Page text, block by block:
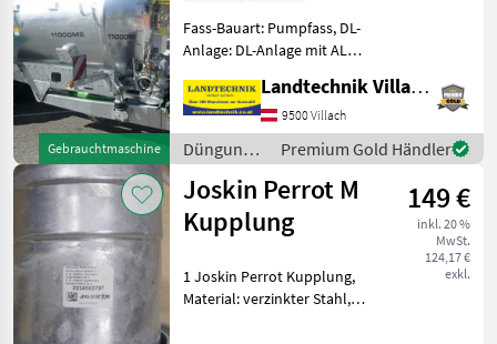
Gebrauchtmaschine
Fass-Bauart: Pumpfass, DL-
Anlage: DL-Anlage mit ALB,
hydr. Stützfuß Joskin
Modulo 2, 11000 ME,
Exzenterschneckenpumpe,
ideal für große Saugt
Landtechnik Villach GmbH
9500 Villach
Düngung
und
Beregnung
/ Joskin
Premium Gold Händler
Joskin Perrot M
Kupplung
149 €
inkl. 20 %
MwSt.
124,17 €
exkl.
1 Joskin Perrot Kupplung,
Material: verzinkter Stahl,